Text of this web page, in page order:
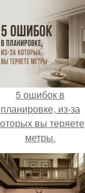
5 ошибок в
планировке, из-за
вы теряете
метры.